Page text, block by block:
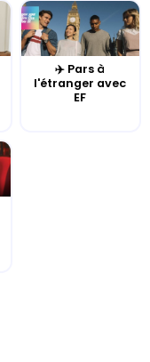
✈️ Pars à
l'étranger avec
EF